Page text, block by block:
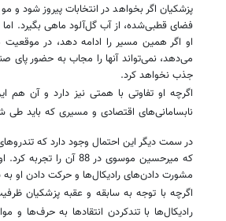
پزشکیان اگر بخواهد در انتخابات پیروز شود و
فضای قطبی‌شده، از آب گل‌آلود ماهی بگیرد.
می‌دهد، نمی‌تواند آنها را مجاب به حضور پای
جذب نخواهد کرد.
اگرچه او تفاوتی با همتی نیز دارد و آن
نابسامانی‌های اقتصادی و مسیری که باید
در سمت دیگر این احتمال وجود دارد که
که میرحسین موسوی در
مشورت دادن‌های رادیکال‌ها و حرکت دادن او
اگرچه با توجه به سابقه و عقبه پزشکیان
رادیکال‌ها با تندکردن انتقادها به